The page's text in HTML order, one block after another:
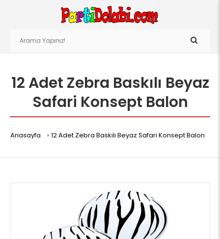
12 Adet Zebra Baskılı Beyaz
Safari Konsept Balon
Anasayfa 12 Adet Zebra Baskılı Beyaz Safari Konsept Balon